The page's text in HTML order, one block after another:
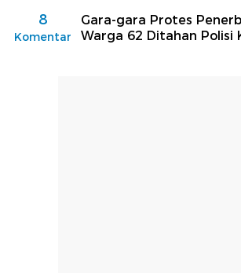
8
Komentar
Gara-gara Protes
Warga 62 Ditahan Polisi